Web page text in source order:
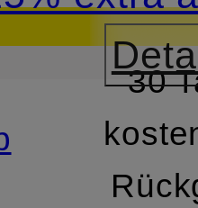
30